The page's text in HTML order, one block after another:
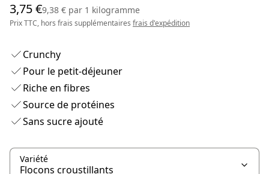
3,75 €9,38 € par 1 kilogramme
Prix TTC, hors frais supplémentaires frais d'expédition
Crunchy
Pour le petit-déjeuner
Riche en fibres
Source de protéines
Sans sucre ajouté
Variété